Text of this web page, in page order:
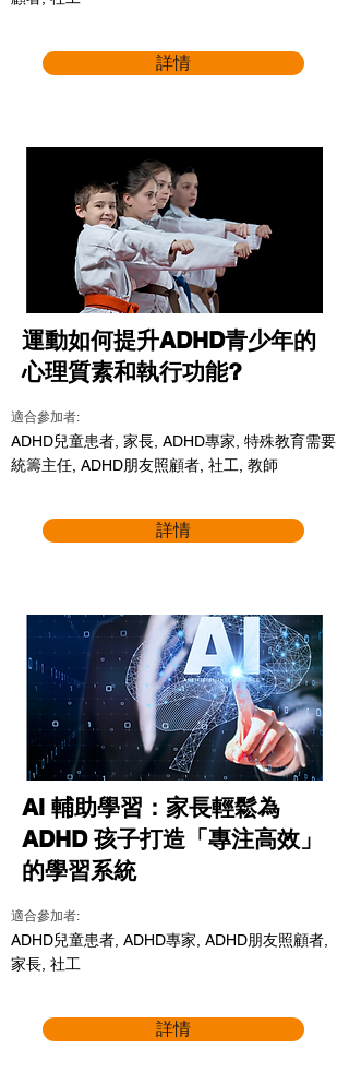
詳情
運動如何提升ADHD青少年的
心理質素和執行功能?
適合參加者:
ADHD兒童患者, 家長, ADHD專家, 特殊教育需要
統籌主任, ADHD朋友照顧者, 社工, 教師
詳情
AI 輔助學習：家長輕鬆為
ADHD 孩子打造「專注高效」
的學習系統
適合參加者:
ADHD兒童患者, ADHD專家, ADHD朋友照顧者,
家長, 社工
詳情